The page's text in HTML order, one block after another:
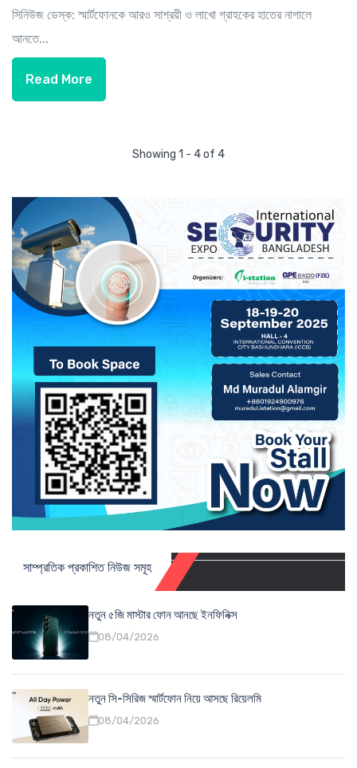
সিনিউজ ডেস্ক: স্মার্টফোনকে আরও সাশ্রয়ী ও লাখো গ্রাহকের হাতের নাগালে
আনতে...
Read More
Showing 1 - 4 of 4
সাম্প্রতিক প্রকাশিত নিউজ সমূহ
নতুন ৫জি মাস্টার ফোন আনছে ইনফিনিক্স
08/04/2026
নতুন সি-সিরিজ স্মার্টফোন নিয়ে আসছে রিয়েলমি
08/04/2026